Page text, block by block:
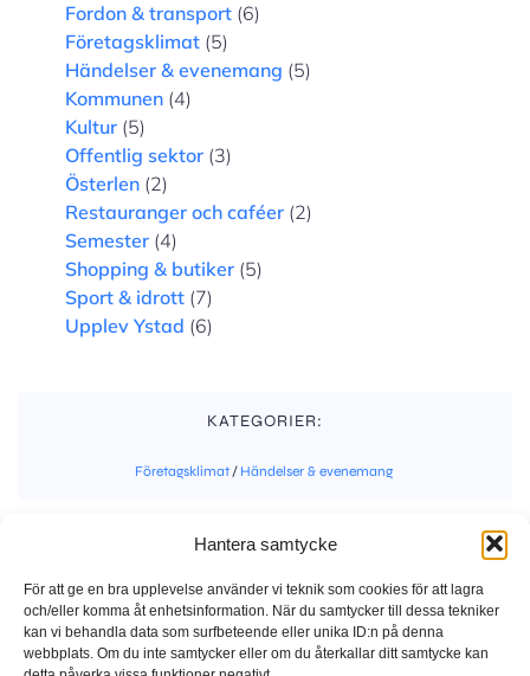
Hantera samtycke
För att ge en bra upplevelse använder vi teknik som cookies för att lagra
och/eller komma åt enhetsinformation. När du samtycker till dessa tekniker
kan vi behandla data som surfbeteende eller unika ID:n på denna
webbplats. Om du inte samtycker eller om du återkallar ditt samtycke kan
Fordon & transport (6)
Företagsklimat (5)
Händelser & evenemang (5)
Kommunen (4)
Kultur (5)
Offentlig sektor (3)
Österlen (2)
Restauranger och caféer (2)
Semester (4)
Shopping & butiker (5)
Sport & idrott (7)
Upplev Ystad (6)
KATEGORIER:
Företagsklimat/ Händelser & evenemang
ETIKETTER:
Inga etiketter